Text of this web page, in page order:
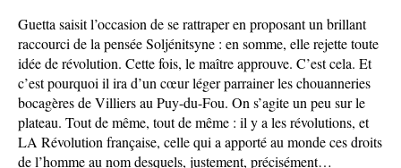
Guetta saisit l’occasion de se rattraper en proposant un brillant
raccourci de la pensée Soljénitsyne : en somme, elle rejette toute
idée de révolution. Cette fois, le maître approuve. C’est cela. Et
c’est pourquoi il ira d’un cœur léger parrainer les chouanneries
bocagères de Villiers au Puy-du-Fou. On s’agite un peu sur le
plateau. Tout de même, tout de même : il y a les révolutions, et
LA Révolution française, celle qui a apporté au monde ces droits
de l’homme au nom desquels, justement, précisément…